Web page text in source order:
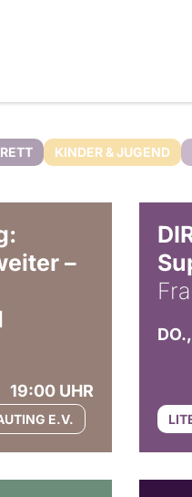
KINDER & JUGEND
–
19:00 UHR
E.V.